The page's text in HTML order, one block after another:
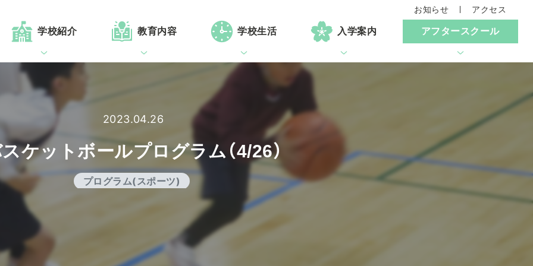
学校紹介 教育内容 学校生活 入学案内 アフタースクール
お知らせ アクセス
2023.04.26
ケットボールプログラム（4/26）
プログラム(スポーツ)